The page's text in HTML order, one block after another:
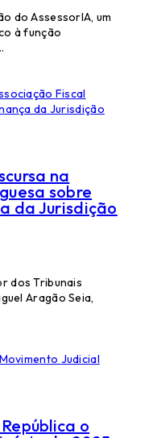
do AssessorIA, um
à função
na
sobre
da Jurisdição
dos Tribunais
Aragão Seia,
o